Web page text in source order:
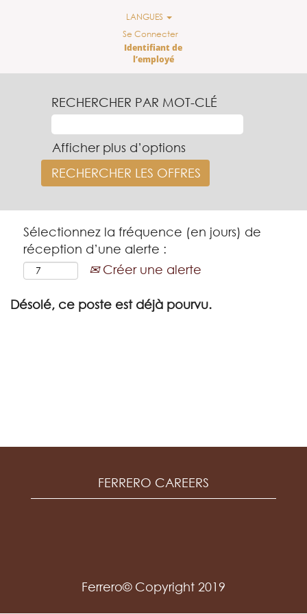
LANGUES
Se Connecter
Identifiant de
l’employé
RECHERCHER PAR MOT-CLÉ
Afficher plus d’options
Sélectionnez la fréquence (en jours) de
réception d’une alerte :
Créer une alerte
Désolé, ce poste est déjà pourvu.
FERRERO CAREERS
Ferrero© Copyright 2019